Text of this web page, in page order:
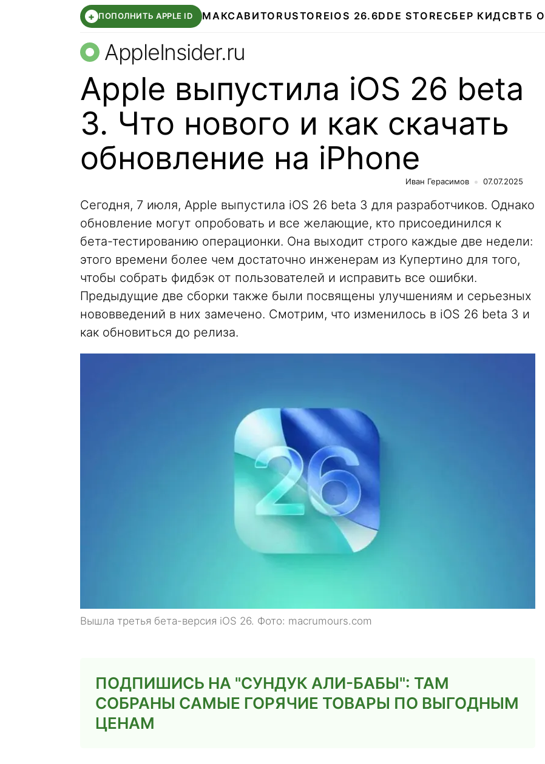
+ ПОПОЛНИТЬ APPLE ID МАКСАВИТО RUSTOREIOS 26.6DDE STORE СБЕР КИДСВТБ
AppleInsider.ru
Apple выпустила iOS 26 beta
3. Что нового и как скачать
обновление на iPhone
Иван Герасимов 07.07.2025
Сегодня, 7 июля, Apple выпустила iOS 26 beta 3 для разработчиков. Однако
обновление могут опробовать и все желающие, кто присоединился к
бета-тестированию операционки. Она выходит строго каждые две недели:
этого времени более чем достаточно инженерам из Купертино для того,
чтобы собрать фидбэк от пользователей и исправить все ошибки.
Предыдущие две сборки также были посвящены улучшениям и серьезных
нововведений в них замечено. Смотрим, что изменилось в iOS 26 beta 3 и
как обновиться до релиза.
Вышла третья бета-версия iOS 26. Фото: macrumours.com
ПОДПИШИСЬ НА "СУНДУК АЛИ-БАБЫ": ТАМ
СОБРАНЫ САМЫЕ ГОРЯЧИЕ ТОВАРЫ ПО ВЫГОДНЫМ
ЦЕНАМ